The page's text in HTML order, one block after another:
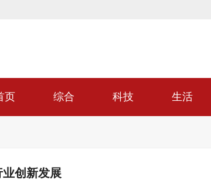
页 综合 科技 生活
创新发展